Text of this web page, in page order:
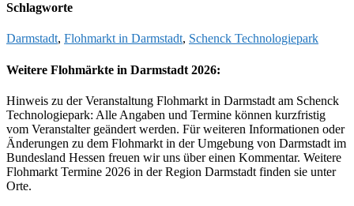
Schlagworte
Darmstadt, Flohmarkt in Darmstadt, Schenck Technologiepark
Weitere Flohmärkte in Darmstadt 2026:
Hinweis zu der Veranstaltung Flohmarkt in Darmstadt am Schenck
Technologiepark: Alle Angaben und Termine können kurzfristig
vom Veranstalter geändert werden. Für weiteren Informationen oder
Änderungen zu dem Flohmarkt in der Umgebung von Darmstadt im
Bundesland Hessen freuen wir uns über einen Kommentar. Weitere
Flohmarkt Termine 2026 in der Region Darmstadt finden sie unter
Orte.